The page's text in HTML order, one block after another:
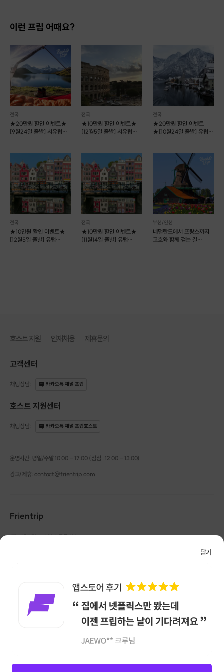
닫기
이런 프립 어때요?
전국
★20만원 할인 이벤트★
[9월24일 출발] 서유럽
전국
★10만원 할인 이벤트★
[12월5일 출발] 서유럽
전국
★20만원 할인 이벤트
★[10월24일 출발] 유럽
전국
★10만원 할인 이벤트★
[12월5일 출발] 유럽
전국
★10만원 할인 이벤트★
[11월14일 출발] 유럽
부천/인천
네덜란드에서 프랑스까지
고흐와 함께 걷는 길
호스트 지원 인재채용 제휴문의
고객센터
채팅상담: 카카오톡 채널 프립
호스트 지원센터
채팅상담: 카카오톡 채널 프립호스트
운영시간: 평일/주말 10:00 - 17:00 (점심 : 12:00 - 13:00)
광고/제휴: contact@frientrip.com
Frientrip
㈜프렌트립 | 사업자 등록번호 : 261-81-04385
대해 ㈜프렌트립은 일체의 책임을 지지 않습니다.
NICEPAY 안전거래 서비스 : 고객님의 안전거래를 위해 현금 결제 시, 저희 사이트에서 가입한
구매안전 서비스를 이용할 수 있습니다.가입 확인
이용약관
앱 다운로드